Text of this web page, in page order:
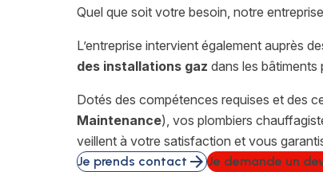
Quel que soit votre besoin, notre
L’entreprise intervient également auprès
des installations gaz dans les bâtiments
Dotés des compétences requises et des
Maintenance), vos plombiers
veillent à votre satisfaction et vous
Je prends contact arrow_forwardJe demande un